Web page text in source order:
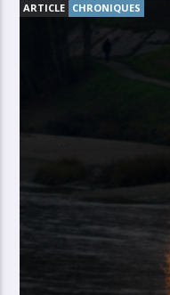
ARTICLE CHRONIQUES